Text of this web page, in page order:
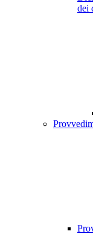
dei